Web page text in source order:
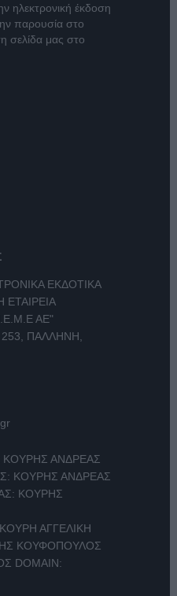
ηλεκτρονική έκδοση
παρουσία στο
σελίδα μας στο
ΕΚΔΟΤΙΚΑ
ΑΕ"
ΠΑΛΛΗΝΗ,
ΑΝΔΡΕΑΣ
ΚΟΥΡΗΣ ΑΝΔΡΕΑΣ
ΚΟΥΡΗΣ
ΑΓΓΕΛΙΚΗ
ΚΟΥΦΟΠΟΥΛΟΣ
DOMAIN: